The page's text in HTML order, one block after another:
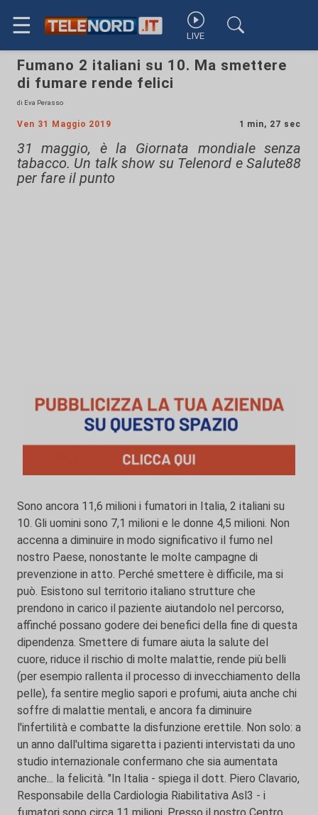
☰ LIVE
Fumano 2 italiani su 10. Ma smettere
di fumare rende felici
di Eva Perasso
Ven 31 Maggio 2019 1 min, 27 sec
31 maggio, è la Giornata mondiale senza
tabacco. Un talk show su Telenord e Salute88
per fare il punto
Sono ancora 11,6 milioni i fumatori in Italia, 2 italiani su
10. Gli uomini sono 7,1 milioni e le donne 4,5 milioni. Non
accenna a diminuire in modo significativo il fumo nel
nostro Paese, nonostante le molte campagne di
prevenzione in atto. Perché smettere è difficile, ma si
può. Esistono sul territorio italiano strutture che
prendono in carico il paziente aiutandolo nel percorso,
affinché possano godere dei benefici della fine di questa
dipendenza. Smettere di fumare aiuta la salute del
cuore, riduce il rischio di molte malattie, rende più belli
(per esempio rallenta il processo di invecchiamento della
pelle), fa sentire meglio sapori e profumi, aiuta anche chi
soffre di malattie mentali, e ancora fa diminuire
l'infertilità e combatte la disfunzione erettile. Non solo: a
un anno dall'ultima sigaretta i pazienti intervistati da uno
studio internazionale confermano che sia aumentata
anche... la felicità. "In Italia - spiega il dott. Piero Clavario,
Responsabile della Cardiologia Riabilitativa Asl3 - i